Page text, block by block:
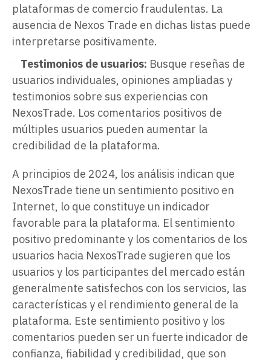
plataformas de comercio fraudulentas. La
ausencia de Nexos Trade en dichas listas puede
interpretarse positivamente.
Testimonios de usuarios: Busque reseñas de
usuarios individuales, opiniones ampliadas y
testimonios sobre sus experiencias con
NexosTrade. Los comentarios positivos de
múltiples usuarios pueden aumentar la
credibilidad de la plataforma.
A principios de 2024, los análisis indican que
NexosTrade tiene un sentimiento positivo en
Internet, lo que constituye un indicador
favorable para la plataforma. El sentimiento
positivo predominante y los comentarios de los
usuarios hacia NexosTrade sugieren que los
usuarios y los participantes del mercado están
generalmente satisfechos con los servicios, las
características y el rendimiento general de la
plataforma. Este sentimiento positivo y los
comentarios pueden ser un fuerte indicador de
confianza, fiabilidad y credibilidad, que son